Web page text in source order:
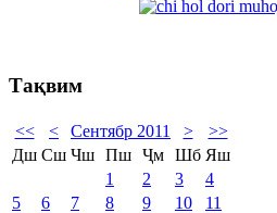
Тақвим
<< < Сентябр 2011 >
>>
Дш Сш Чш Пш Ҷм Шб Яш
1
2 3
4
5
6 7 8 9 10
11